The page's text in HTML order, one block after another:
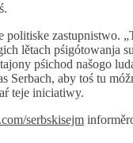
politiske zastupnistwo.
lětach pśigótowanja
pśichod našogo
Serbach, aby toś tu
teje iniciatiwy.
serbskisejm